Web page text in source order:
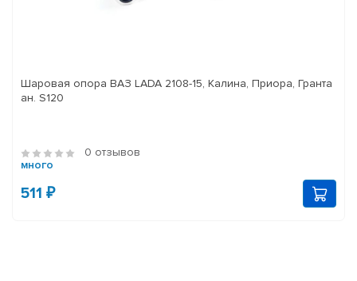
Шаровая опора ВАЗ LADA 2108-15, Калина, Приора, Гранта
ан. S120
0 отзывов
много
511 ₽